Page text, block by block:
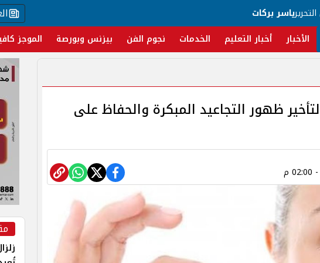
ياسر بركات
الأخبار أخبار التعليم الخدمات نجوم الفن بيزنس وبورصة الموجز
لتأخير ظهور التجاعيد المبكرة والحفاظ على